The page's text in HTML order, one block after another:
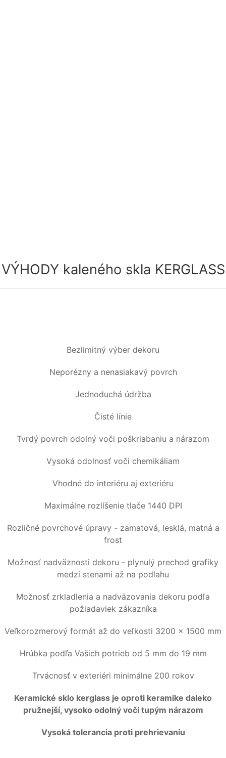
VÝHODY kaleného skla KERGLASS
Bezlimitný výber dekoru
Neporézny a nenasiakavý povrch
Jednoduchá údržba
Čisté línie
Tvrdý povrch odolný voči poškriabaniu a nárazom
Vysoká odolnosť voči chemikáliam
Vhodné do interiéru aj exteriéru
Maximálne rozlíšenie tlače 1440 DPI
Rozličné povrchové úpravy - zamatová, lesklá, matná a
frost
Možnosť nadväznosti dekoru - plynulý prechod grafiky
medzi stenami až na podlahu
Možnosť zrkladlenia a nadväzovania dekoru podľa
požiadaviek zákazníka
Veľkorozmerový formát až do veľkosti 3200 x 1500 mm
Hrúbka podľa Vašich potrieb od 5 mm do 19 mm
Trvácnosť v exteriéri minimálne 200 rokov
Keramické sklo kerglass je oproti keramike daleko
pružnejší, vysoko odolný voči tupým nárazom
Vysoká tolerancia proti prehrievaniu